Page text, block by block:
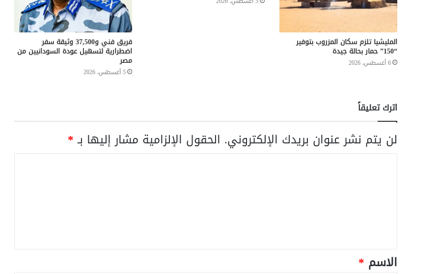
المليشيا تلزم سكان المزروب بتوفير
“150” حمار بحالة جيدة
6 أغسطس، 2026
فريق فني و37,500 وثيقة سفر
اضطرارية لتسهيل عودة السودانيين من
مصر
5 أغسطس، 2026
اترك تعليقاً
لن يتم نشر عنوان بريدك الإلكتروني. الحقول الإلزامية مشار إليها بـ*
الاسم *